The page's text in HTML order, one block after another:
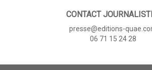
CONTACT
presse@editions-
06 71 15 24 28